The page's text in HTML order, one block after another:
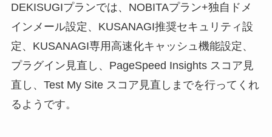
DEKISUGIプランでは、NOBITAプラン+独自ドメ
インメール設定、KUSANAGI推奨セキュリティ設
定、KUSANAGI専用高速化キャッシュ機能設定、
プラグイン見直し、PageSpeed Insights スコア見
直し、Test My Site スコア見直しまでを行ってくれ
るようです。